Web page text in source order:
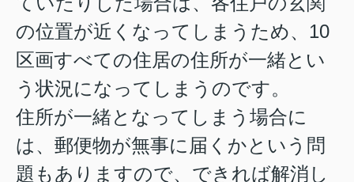
の位置が近くなってしまうため、10
区画すべての住居の住所が一緒とい
う状況になってしまうのです。
住所が一緒となってしまう場合に
は、郵便物が無事に届くかという問
題もありますので、できれば解消し